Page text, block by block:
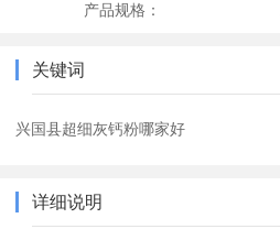
产品规格：
关键词
兴国县超细灰钙粉哪家好
详细说明